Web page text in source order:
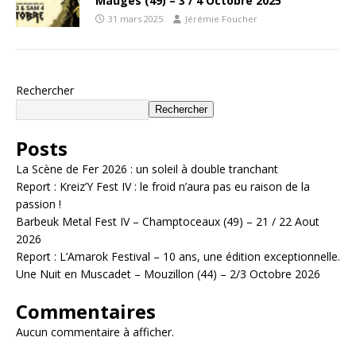
31 mars 2025 Jérémie Foucher
Rechercher
Rechercher
Posts
La Scène de Fer 2026 : un soleil à double tranchant
Report : Kreiz’Y Fest IV : le froid n’aura pas eu raison de la
passion !
Barbeuk Metal Fest IV – Champtoceaux (49) – 21 / 22 Aout
2026
Report : L’Amarok Festival – 10 ans, une édition exceptionnelle.
Une Nuit en Muscadet – Mouzillon (44) – 2/3 Octobre 2026
Commentaires
Aucun commentaire à afficher.